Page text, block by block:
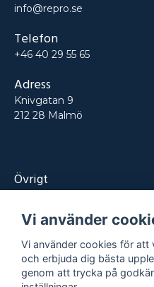
info@repro.se
Telefon
+46 40 29 55 65
Adress
Knivgatan 9
212 28 Malmö
Övrigt
Tjänster
Kontakt
Projekt
Vi använder
Vi använder cookies för att
och erbjuda dig bästa
genom att trycka på